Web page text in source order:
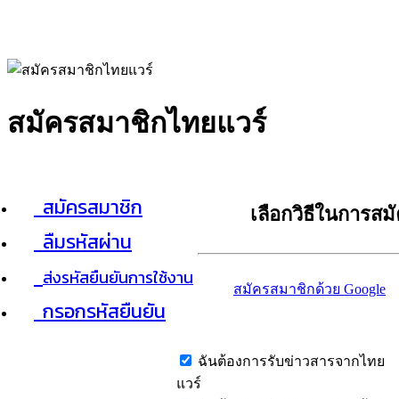
สมัครสมาชิกไทยแวร์
สมัครสมาชิก
ลืมรหัสผ่าน
ส่งรหัสยืนยันการใช้งาน
กรอกรหัสยืนยัน
เลือกวิธีในการส
สมัครสมาชิกด้วย Google
ฉันต้องการรับข่าวสารจากไทย
แวร์